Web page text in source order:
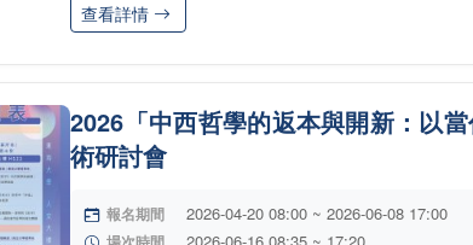
查看詳情
2026「中西哲學的返本與開新：以
術研討會
報名期間 2026-04-20 08:00 ~ 2026-06-08 17:00